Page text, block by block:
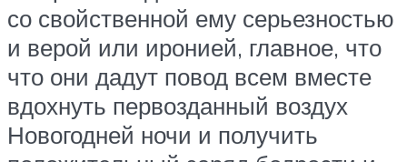
со свойственной ему серьезностью
и верой или иронией, главное, что
что они дадут повод всем вместе
вдохнуть первозданный воздух
Новогодней ночи и получить